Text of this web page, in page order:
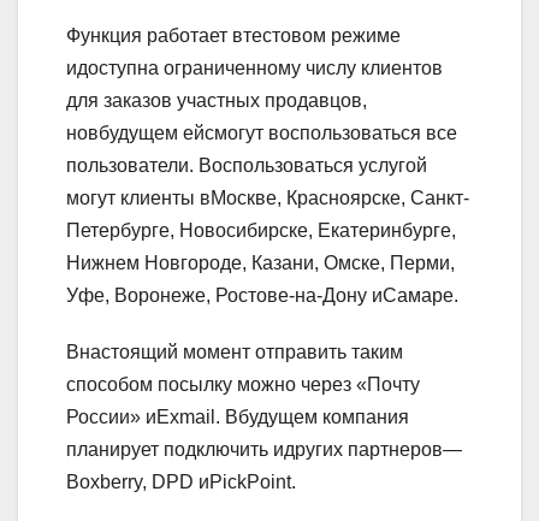
Функция работает втестовом режиме
идоступна ограниченному числу клиентов
для заказов участных продавцов,
новбудущем ейсмогут воспользоваться все
пользователи. Воспользоваться услугой
могут клиенты вМоскве, Красноярске, Санкт-
Петербурге, Новосибирске, Екатеринбурге,
Нижнем Новгороде, Казани, Омске, Перми,
Уфе, Воронеже, Ростове-на-Дону иСамаре.
Внастоящий момент отправить таким
способом посылку можно через «Почту
России» иExmail. Вбудущем компания
планирует подключить идругих партнеров—
Boxberry, DPD иPickPoint.